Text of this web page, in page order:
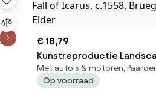
€ 18,79
Kunstreproductie
Fall of Icarus, c.1558,
Elder
Met auto's & motoren,
Op voorraad